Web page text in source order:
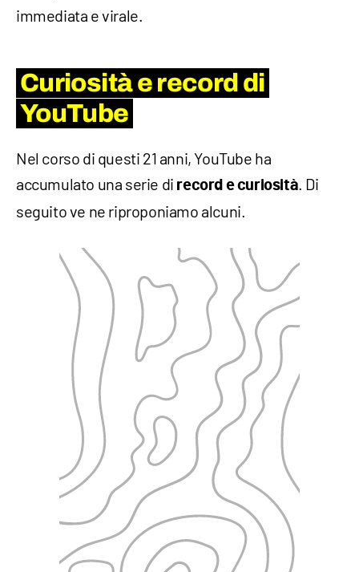
immediata e virale.
Curiosità e record di
YouTube
Nel corso di questi 21 anni, YouTube ha
accumulato una serie di record e curiosità . Di
seguito ve ne riproponiamo alcuni.